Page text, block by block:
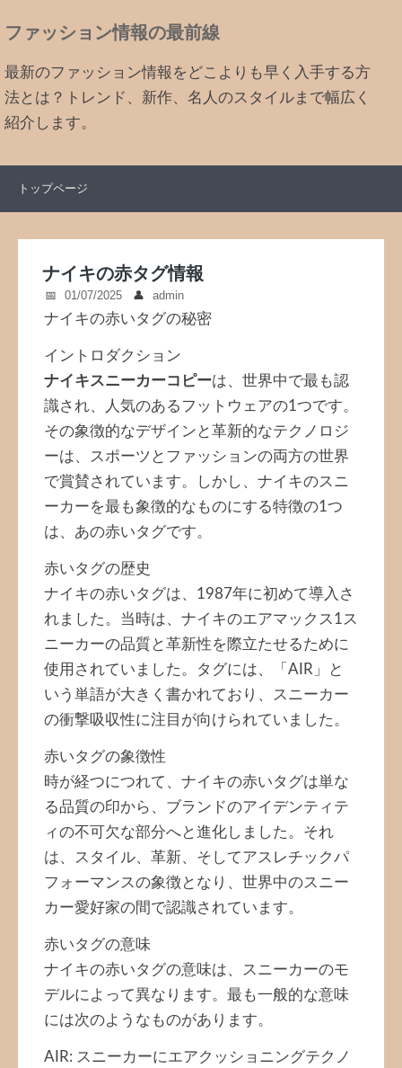
ファッション情報の最前線
最新のファッション情報をどこよりも早く入手する方
法とは？トレンド、新作、名人のスタイルまで幅広く
紹介します。
トップページ
ナイキの赤タグ情報
01/07/2025 admin
ナイキの赤いタグの秘密
イントロダクション
ナイキスニーカーコピーは、世界中で最も認
識され、人気のあるフットウェアの1つです。
その象徴的なデザインと革新的なテクノロジ
ーは、スポーツとファッションの両方の世界
で賞賛されています。しかし、ナイキのスニ
ーカーを最も象徴的なものにする特徴の1つ
は、あの赤いタグです。
赤いタグの歴史
ナイキの赤いタグは、1987年に初めて導入さ
れました。当時は、ナイキのエアマックス1ス
ニーカーの品質と革新性を際立たせるために
使用されていました。タグには、「AIR」と
いう単語が大きく書かれており、スニーカー
の衝撃吸収性に注目が向けられていました。
赤いタグの象徴性
時が経つにつれて、ナイキの赤いタグは単な
る品質の印から、ブランドのアイデンティテ
ィの不可欠な部分へと進化しました。それ
は、スタイル、革新、そしてアスレチックパ
フォーマンスの象徴となり、世界中のスニー
カー愛好家の間で認識されています。
赤いタグの意味
ナイキの赤いタグの意味は、スニーカーのモ
デルによって異なります。最も一般的な意味
には次のようなものがあります。
AIR: スニーカーにエアクッショニングテクノ